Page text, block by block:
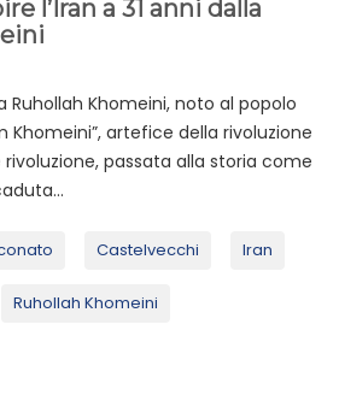
l’Iran a 31 anni dalla
Ruhollah Khomeini, noto al popolo
Khomeini”, artefice della rivoluzione
rivoluzione, passata alla storia come
Castelvecchi Iran
Ruhollah Khomeini